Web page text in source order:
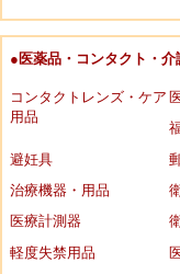
●医薬品・コンタクト・介
コンタクトレンズ・ケア
用品
避妊具
治療機器・用品
医療計測器
軽度失禁用品